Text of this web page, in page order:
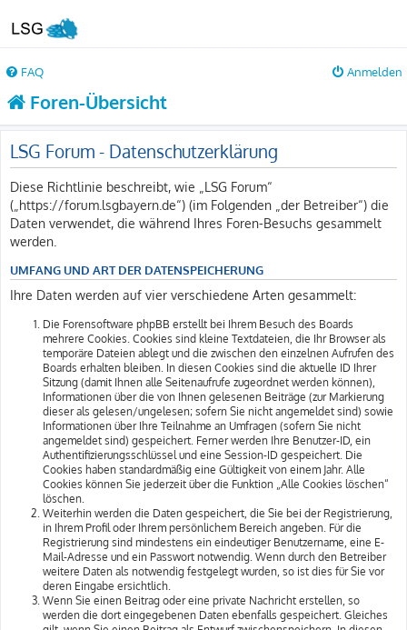
FAQ Anmelden
Foren-Übersicht
LSG Forum - Datenschutzerklärung
Diese Richtlinie beschreibt, wie „LSG Forum“
(„https://forum.lsgbayern.de“) (im Folgenden „der Betreiber“) die
Daten verwendet, die während Ihres Foren-Besuchs gesammelt
werden.
UMFANG UND ART DER DATENSPEICHERUNG
Ihre Daten werden auf vier verschiedene Arten gesammelt:
Die Forensoftware phpBB erstellt bei Ihrem Besuch des Boards
mehrere Cookies. Cookies sind kleine Textdateien, die Ihr Browser als
temporäre Dateien ablegt und die zwischen den einzelnen Aufrufen des
Boards erhalten bleiben. In diesen Cookies sind die aktuelle ID Ihrer
Sitzung (damit Ihnen alle Seitenaufrufe zugeordnet werden können),
Informationen über die von Ihnen gelesenen Beiträge (zur Markierung
dieser als gelesen/ungelesen; sofern Sie nicht angemeldet sind) sowie
Informationen über Ihre Teilnahme an Umfragen (sofern Sie nicht
angemeldet sind) gespeichert. Ferner werden Ihre Benutzer-ID, ein
Authentifizierungsschlüssel und eine Session-ID gespeichert. Die
Cookies haben standardmäßig eine Gültigkeit von einem Jahr. Alle
Cookies können Sie jederzeit über die Funktion „Alle Cookies löschen“
löschen.
Weiterhin werden die Daten gespeichert, die Sie bei der Registrierung,
in Ihrem Profil oder Ihrem persönlichem Bereich angeben. Für die
Registrierung sind mindestens ein eindeutiger Benutzername, eine E-
Mail-Adresse und ein Passwort notwendig. Wenn durch den Betreiber
weitere Daten als notwendig festgelegt wurden, so ist dies für Sie vor
deren Eingabe ersichtlich.
Wenn Sie einen Beitrag oder eine private Nachricht erstellen, so
werden die dort eingegebenen Daten ebenfalls gespeichert. Gleiches